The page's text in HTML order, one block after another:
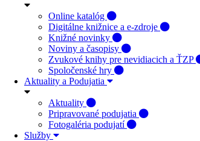
Online katalóg
Digitálne knižnice a e-zdroje
Knižné novinky
Noviny a časopisy
Zvukové knihy pre nevidiacich a ŤZP
Spoločenské hry
Aktuality a Podujatia
Aktuality
Pripravované podujatia
Fotogaléria podujatí
Služby